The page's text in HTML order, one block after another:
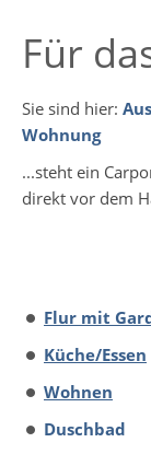
Für
Sie sind hier:
Wohnung
...steht ein
direkt vor dem
Flur mit
Küche/Essen
Wohnen
Duschbad